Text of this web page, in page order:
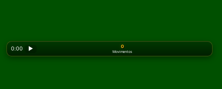
0:00 ▶ 0
Movimentos